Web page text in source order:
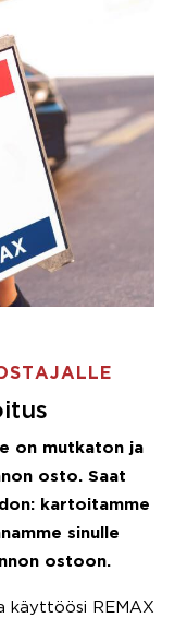
on mutkaton ja
osto. Saat
kartoitamme
sinulle
ostoon.
käyttöösi REMAX